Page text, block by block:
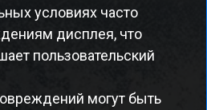
условиях часто
дисплея, что
пользовательский
могут быть